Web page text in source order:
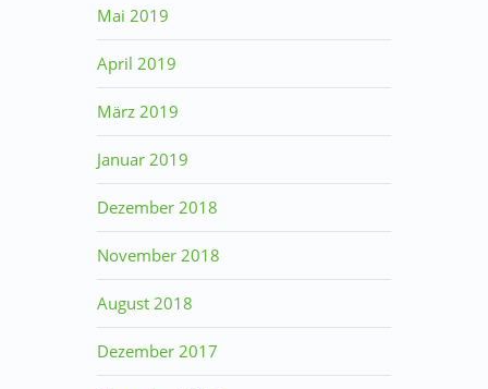
Mai 2019
April 2019
März 2019
Januar 2019
Dezember 2018
November 2018
August 2018
Dezember 2017